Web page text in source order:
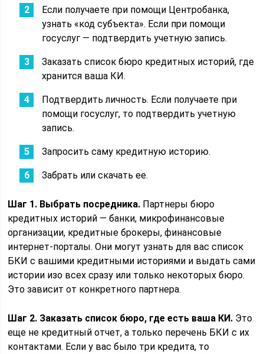
Если получаете при помощи Центробанка,
узнать «код субъекта». Если при помощи
госуслуг — подтвердить учетную запись.
Заказать список бюро кредитных историй, где
хранится ваша КИ.
Подтвердить личность. Если получаете при
помощи госуслуг, то подтвердить учетную
запись.
Запросить саму кредитную историю.
Забрать или скачать ее.
Шаг 1. Выбрать посредника. Партнеры бюро
кредитных историй — банки, микрофинансовые
организации, кредитные брокеры, финансовые
интернет-порталы. Они могут узнать для вас список
БКИ с вашими кредитными историями и выдать сами
истории изо всех сразу или только некоторых бюро.
Это зависит от конкретного партнера.
Шаг 2. Заказать список бюро, где есть ваша КИ. Это
еще не кредитный отчет, а только перечень БКИ с их
контактами. Если у вас было три кредита, то